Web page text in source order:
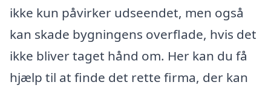
ikke kun påvirker udseendet, men også
kan skade bygningens overflade, hvis det
ikke bliver taget hånd om. Her kan du få
hjælp til at finde det rette firma, der kan